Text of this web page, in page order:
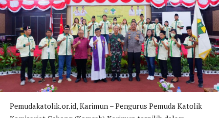
Pemudakatolik.or.id, Karimun – Pengurus Pemuda Katolik